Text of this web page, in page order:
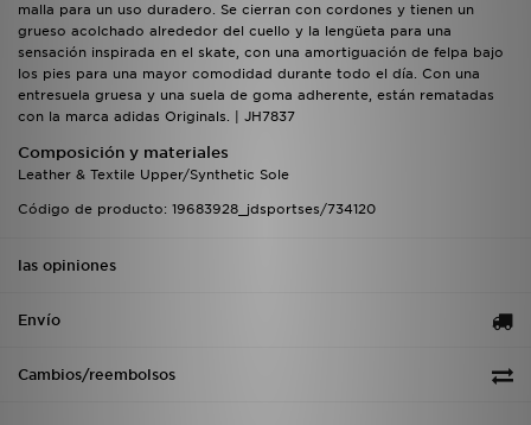
malla para un uso duradero. Se cierran con cordones y tienen un
grueso acolchado alrededor del cuello y la lengüeta para una
sensación inspirada en el skate, con una amortiguación de felpa bajo
los pies para una mayor comodidad durante todo el día. Con una
entresuela gruesa y una suela de goma adherente, están rematadas
con la marca adidas Originals. | JH7837
Composición y materiales
Leather & Textile Upper/Synthetic Sole
Código de producto: 19683928_jdsportses/734120
las opiniones
Envío
Cambios/reembolsos